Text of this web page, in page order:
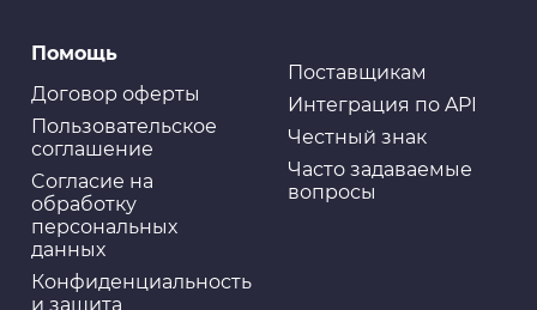
Лента клейкая двусторонняя, 40 мм, 1,5 м
Для ремонта
ABRO: Изолента красная (15 мм х 9,1 м)
Помощь
Договор оферты
Пользовательское
соглашение
Cогласие на
обработку
персональных
данных
Конфиденциальность
и защита
Поставщикам
Интеграция по API
Честный знак
Часто задаваемые
вопросы